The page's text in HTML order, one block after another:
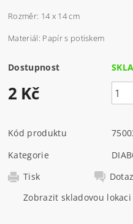
Rozměr: 14 x 14 cm
Materiál: Papír s potiskem
Dostupnost
2 Kč
Kód produktu
Kategorie
Tisk
Dotaz
Zobrazit skladovou lokaci